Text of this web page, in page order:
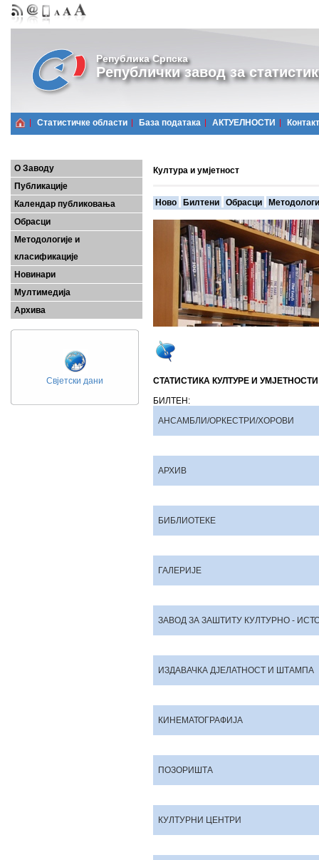
Република Српска
Републички завод за
Статистичке области Базa података АКТУЕЛНОСТИ Контакт
О Заводу
Публикације
Календар публиковања
Обрасци
Методологије и
класификације
Новинари
Мултимедија
Архива
Свјетски дани
Култура и умјетност
Ново Билтени Обрасци
СТАТИСТИКА КУЛТУРЕ И
БИЛТЕН:
АНСАМБЛИ/ОРКЕСТРИ/ХОРОВИ
АРХИВ
БИБЛИОТЕКЕ
ГАЛЕРИЈЕ
ЗАВОД ЗА ЗАШТИТУ КУЛТУРНО -
ИЗДАВАЧКА ДЈЕЛАТНОСТ И ШТАМПА
КИНЕМАТОГРАФИЈА
ПОЗОРИШТА
КУЛТУРНИ ЦЕНТРИ